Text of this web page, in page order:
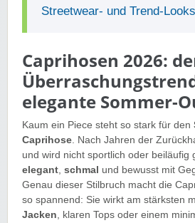
Streetwear- und Trend-
Caprihosen 2026:
elegante Sommer-
Kaum ein Piece steht so stark für den
Caprihose . Nach Jahren der
und wird nicht sportlich oder beiläufig
elegant schmal und bewusst mit
Genau dieser Stilbruch macht die
so spannend: Sie wirkt am stärksten
Jacken , klaren Tops oder einem